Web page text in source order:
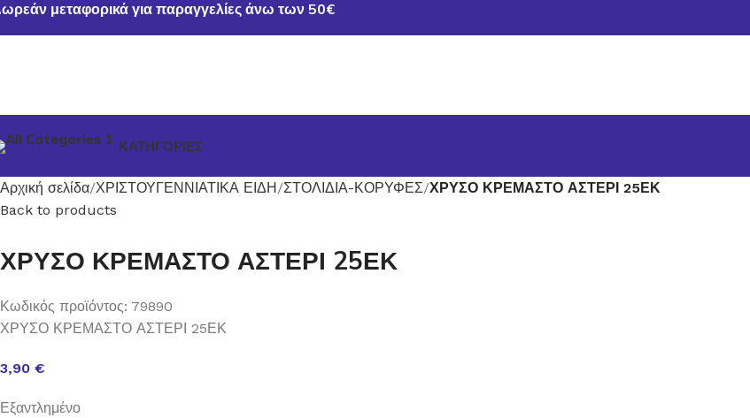
μεταφορικά για παραγγελίες άνω των 50€
ΚΑΤΗΓΟΡΙΕΣ
Αρχική σελίδα ΧΡΙΣΤΟΥΓΕΝΝΙΑΤΙΚΑ ΕΙΔΗ ΣΤΟΛΙΔΙΑ-ΚΟΡΥΦΕΣ ΧΡΥΣΟ ΚΡΕΜΑΣΤΟ ΑΣΤΕΡΙ 25ΕΚ
Back to products
ΧΡΥΣΟ ΚΡΕΜΑΣΤΟ ΑΣΤΕΡΙ 25ΕΚ
Κωδικός προϊόντος: 79890
ΧΡΥΣΟ ΚΡΕΜΑΣΤΟ ΑΣΤΕΡΙ 25ΕΚ
3,90 €
Εξαντλημένο